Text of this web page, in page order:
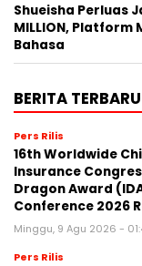
Shueisha Perluas
MILLION, Platform
Bahasa
BERITA TERBARU
Pers Rilis
16th Worldwide
Insurance
Dragon Award
Conference 2026
Minggu, 9 Agu 2026 -
Pers Rilis